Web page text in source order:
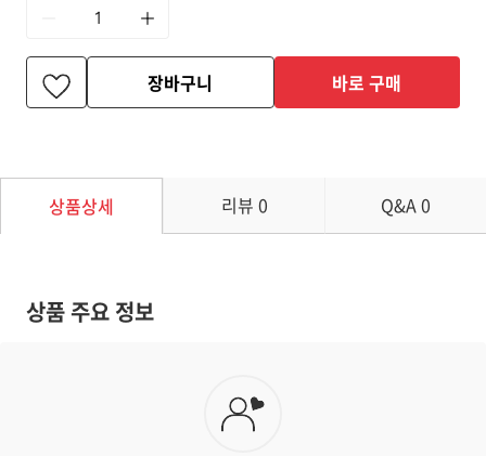
장바구니 바로 구매
상품상세 리뷰 0 Q&A0
상품 주요 정보